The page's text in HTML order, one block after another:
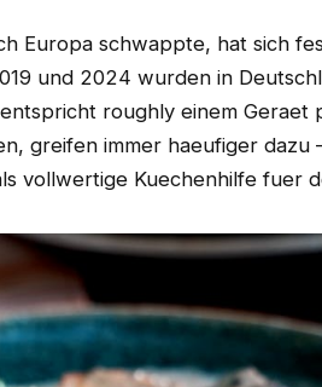
Europa schwappte, hat sich
und 2024 wurden in
roughly einem Geraet
greifen immer haeufiger
vollwertige Kuechenhilfe fuer